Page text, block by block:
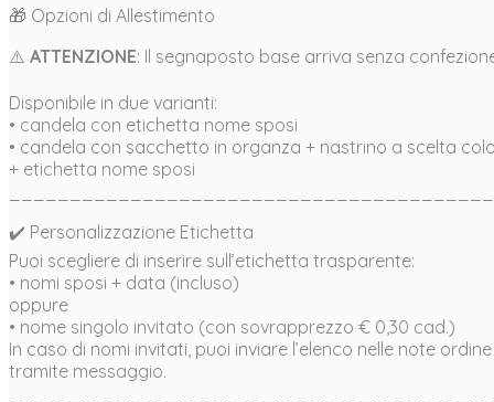
🎁 Opzioni di Allestimento
⚠️ ATTENZIONE: Il segnaposto base arriva senza
Disponibile in due varianti:
• candela con etichetta nome sposi
• candela con sacchetto in organza + nastrino a scelta
+ etichetta nome sposi
✔️ Personalizzazione Etichetta
Puoi scegliere di inserire sull’etichetta trasparente:
• nomi sposi + data (incluso)
oppure
• nome singolo invitato (con sovrapprezzo € 0,30 cad.)
In caso di nomi invitati, puoi inviare l’elenco nelle note
tramite messaggio.